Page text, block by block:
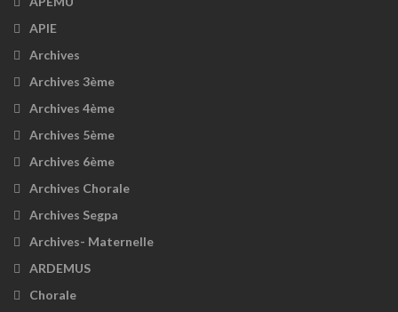
APIE
Archives
Archives 3ème
Archives 4ème
Archives 5ème
Archives 6ème
Archives Chorale
Archives Segpa
Archives- Maternelle
ARDEMUS
Chorale